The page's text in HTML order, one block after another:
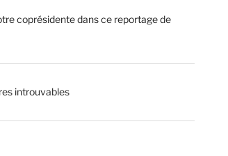
coprésidente dans ce reportage de
introuvables